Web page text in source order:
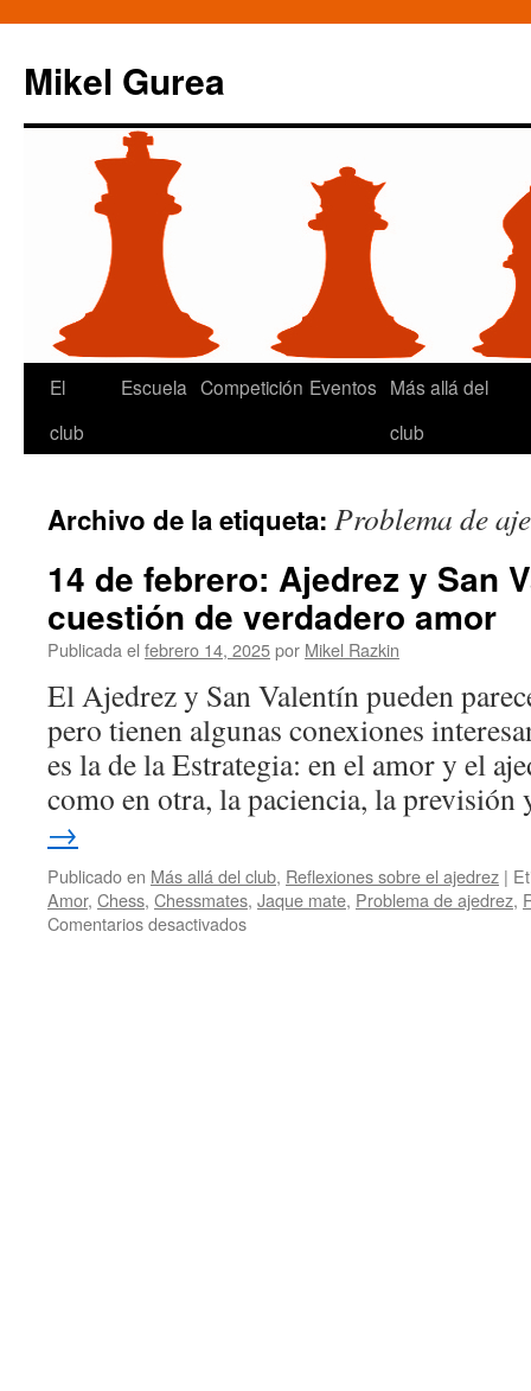
Mikel Gurea
Saltar
El
club
Escuela Competición Eventos Más allá del
club
Archivo de la etiqueta: Problema de
14 de febrero: Ajedrez y San
cuestión de verdadero amor
Publicada el febrero 14, 2025por Mikel Razkin
El Ajedrez y San Valentín pueden
pero tienen algunas conexiones
es la de la Estrategia: en el amor y el
como en otra, la paciencia, la
→
Publicado en Más allá del club, Reflexiones sobre el ajedrez |
Amor, Chess, Chessmates, Jaque mate, Problema de ajedrez,
Comentarios desactivadosen